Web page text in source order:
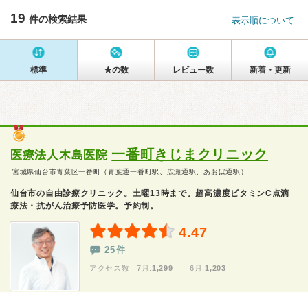
19 件の検索結果 表示順について
標準 ★の数 レビュー数 新着・更新
医療法人木島医院 一番町きじまクリニック
宮城県仙台市青葉区一番町（青葉通一番町駅、広瀬通駅、あおば通駅）
仙台市の自由診療クリニック。土曜13時まで。超高濃度ビタミンC点滴
療法・抗がん治療予防医学。予約制。
4.47
25件
アクセス数 7月: 1,299 | 6月: 1,203